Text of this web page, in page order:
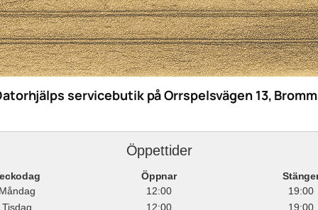
servicebutik på Orrspelsvägen 13,
Öppettider
Öppnar
12:00
19:00
Tisdag
12:00 19:00